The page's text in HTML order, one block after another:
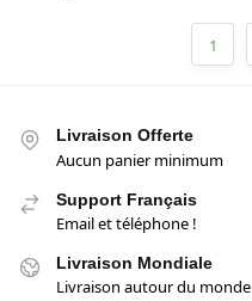
1
Livraison Offerte
Aucun panier minimum
Support Français
Email et téléphone !
Livraison Mondiale
Livraison autour du monde